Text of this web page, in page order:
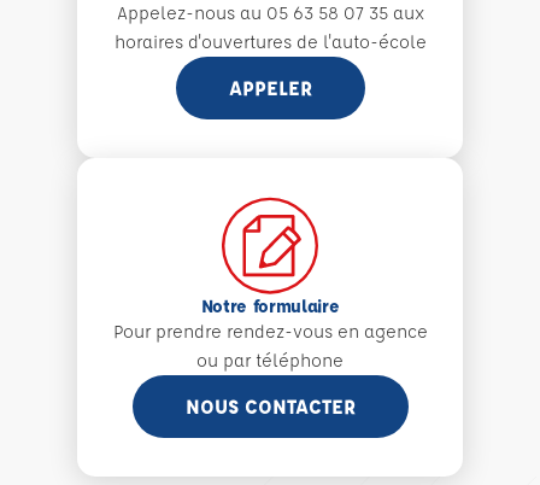
Appelez-nous au 05 63 58 07 35 aux
horaires d'ouvertures de l'auto-école
APPELER
Notre formulaire
Pour prendre rendez-vous en agence
ou par téléphone
NOUS CONTACTER